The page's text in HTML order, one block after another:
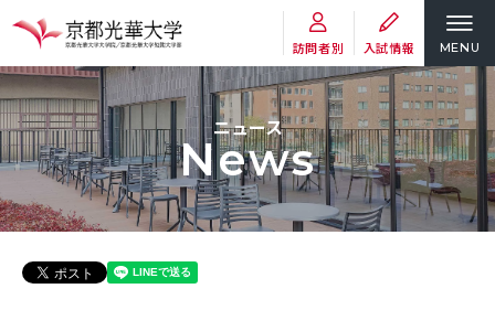
訪問者別 入試情報 MENU
ニュース
News